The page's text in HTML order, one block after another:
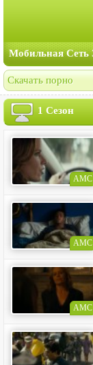
Мобильная Сеть
Скачать порно
1 Сезон
AMC
AMC
AMC